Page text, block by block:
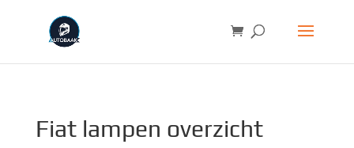
Fiat lampen overzicht